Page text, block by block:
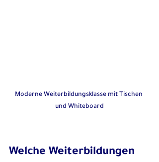
Moderne Weiterbildungsklasse mit Tischen
und Whiteboard
Welche Weiterbildungen